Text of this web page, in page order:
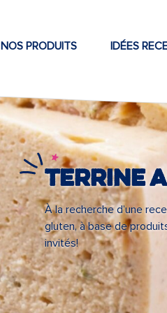
NOS PRODUITS IDÉES
Terrine
À la recherche d’une
gluten, à base de
invités!